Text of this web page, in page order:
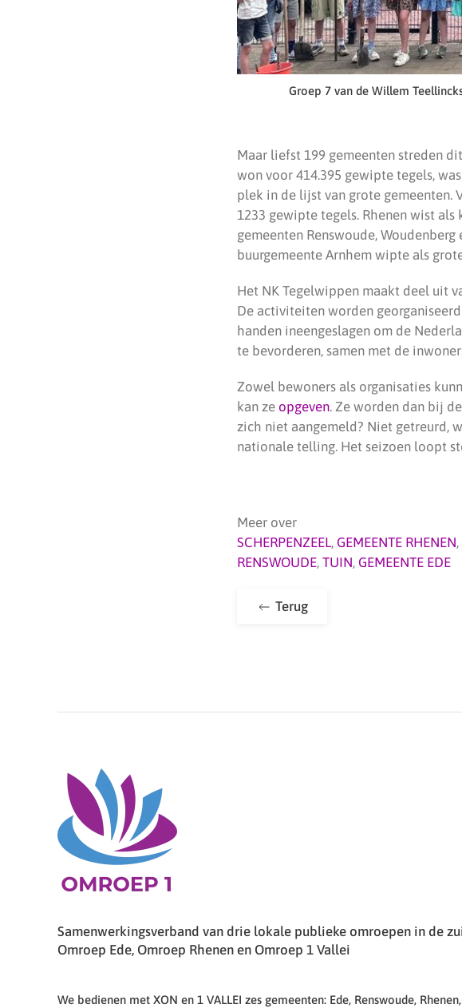
Groep 7 van de Willem
Maar liefst 199 gemeenten streden
won voor 414.395 gewipte tegels,
plek in de lijst van grote gemeenten.
1233 gewipte tegels. Rhenen wist
gemeenten Renswoude,
buurgemeente Arnhem wipte als
Het NK Tegelwippen maakt deel uit
De activiteiten worden
handen ineengeslagen om de
te bevorderen, samen met de
Zowel bewoners als organisaties
kan ze opgeven. Ze worden dan bij
zich niet aangemeld? Niet getreurd,
nationale telling. Het seizoen loopt
Meer over
SCHERPENZEEL, GEMEENTE RHENEN,
RENSWOUDE, TUIN, GEMEENTE EDE
Terug
Samenwerkingsverband van drie lokale publieke omroepen in de
Omroep Ede, Omroep Rhenen en Omroep 1 Vallei
We bedienen met XON en 1 VALLEI zes gemeenten: Ede, Renswoude,